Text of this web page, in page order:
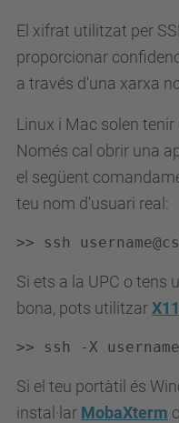
El xifrat utilitzat per
proporcionar
a través d'una xarxa
Linux i Mac solen tenir
Només cal obrir una
el següent
teu nom d'usuari real:
>> ssh
Si ets a la UPC o tens
bona, pots utilitzar
>> ssh -X
Si el teu portàtil és
instal·lar MobaXterm